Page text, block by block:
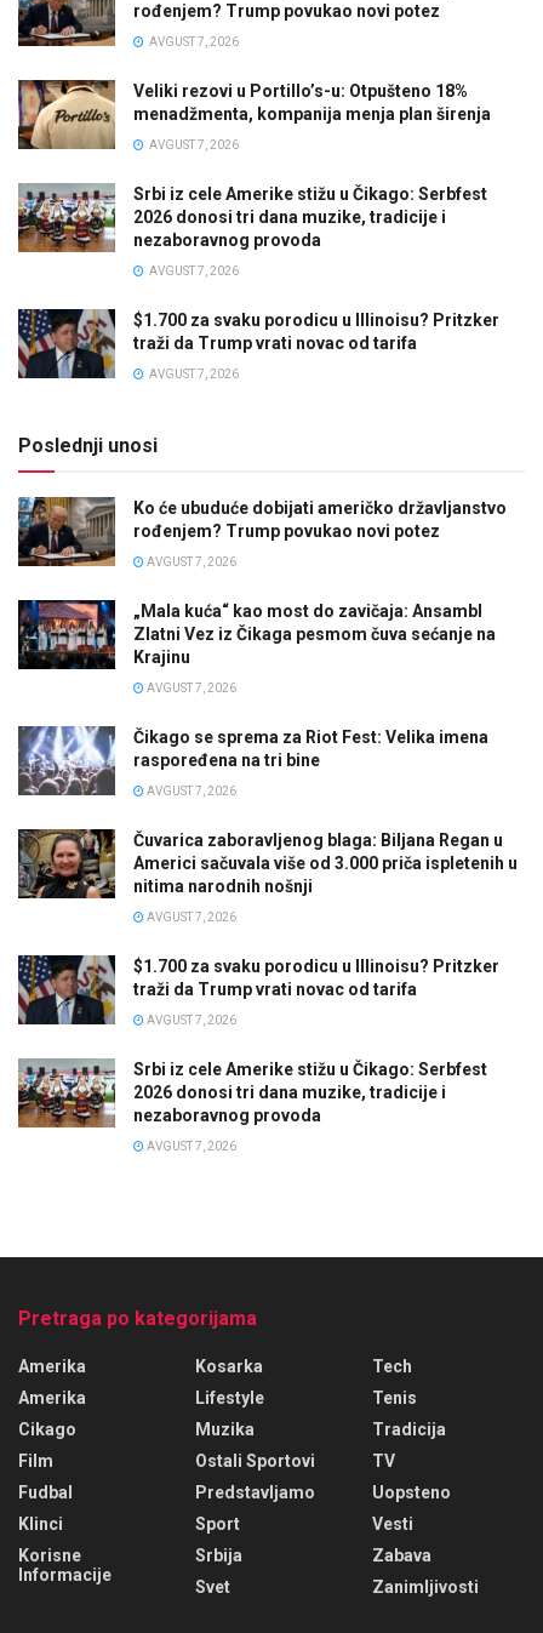
rođenjem? Trump povukao novi potez
AVGUST 7, 2026
Veliki rezovi u Portillo’s-u: Otpušteno 18%
menadžmenta, kompanija menja plan širenja
AVGUST 7, 2026
Srbi iz cele Amerike stižu u Čikago: Serbfest
2026 donosi tri dana muzike, tradicije i
nezaboravnog provoda
AVGUST 7, 2026
$1.700 za svaku porodicu u Illinoisu? Pritzker
traži da Trump vrati novac od tarifa
AVGUST 7, 2026
Poslednji unosi
Ko će ubuduće dobijati američko državljanstvo
rođenjem? Trump povukao novi potez
AVGUST 7, 2026
„Mala kuća“ kao most do zavičaja: Ansambl
Zlatni Vez iz Čikaga pesmom čuva sećanje na
Krajinu
AVGUST 7, 2026
Čikago se sprema za Riot Fest: Velika imena
raspoređena na tri bine
AVGUST 7, 2026
Čuvarica zaboravljenog blaga: Biljana Regan u
Americi sačuvala više od 3.000 priča ispletenih u
nitima narodnih nošnji
AVGUST 7, 2026
$1.700 za svaku porodicu u Illinoisu? Pritzker
traži da Trump vrati novac od tarifa
AVGUST 7, 2026
Srbi iz cele Amerike stižu u Čikago: Serbfest
2026 donosi tri dana muzike, tradicije i
nezaboravnog provoda
AVGUST 7, 2026
Pretraga po kategorijama
Amerika
Amerika
Cikago
Film
Fudbal
Klinci
Korisne
Informacije
Kosarka
Lifestyle
Muzika
Ostali Sportovi
Predstavljamo
Sport
Srbija
Svet
Tech
Tenis
Tradicija
TV
Uopsteno
Vesti
Zabava
Zanimljivosti